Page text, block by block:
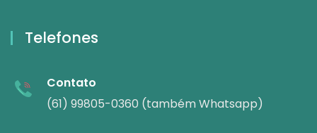
Telefones
Contato
(61) 99805-0360 (também Whatsapp)